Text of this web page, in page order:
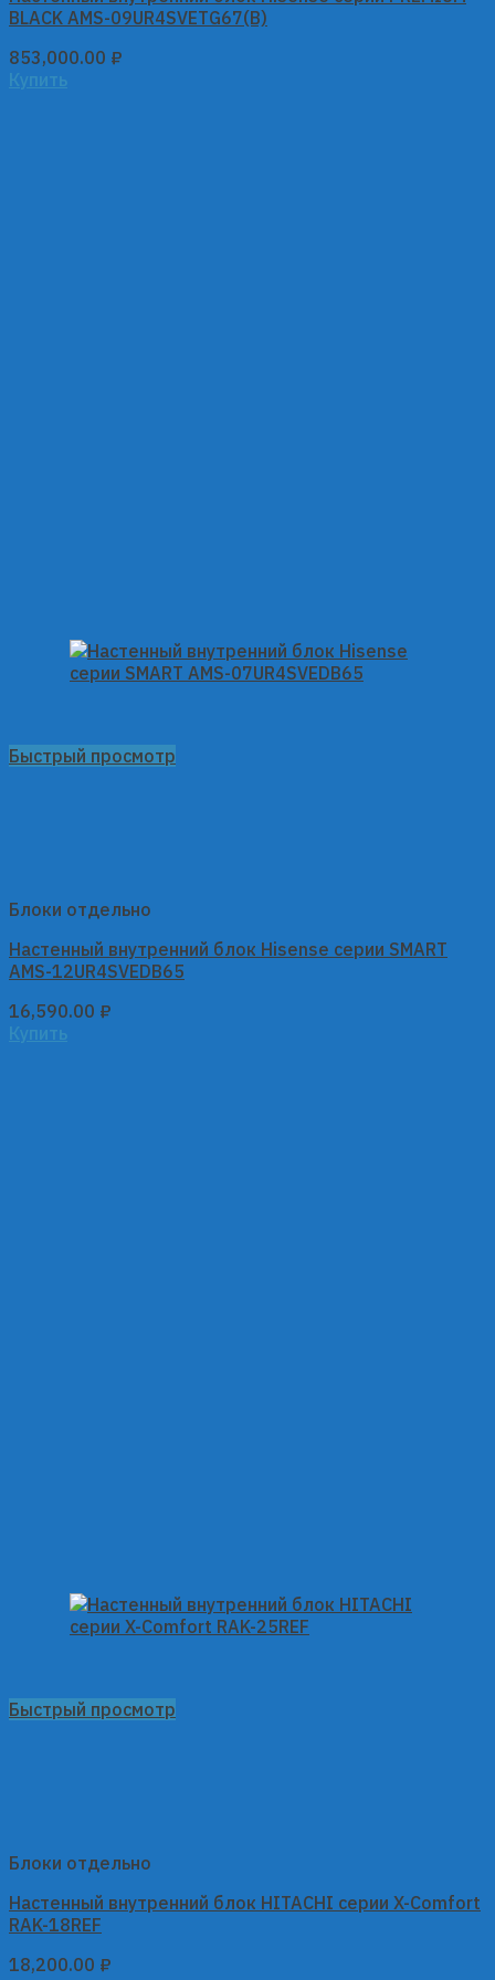
BLACK AMS-09UR4SVETG67(B)
853,000.00 ₽
Купить
Быстрый просмотр
Блоки отдельно
Настенный внутренний блок Hisense серии SMART
AMS-12UR4SVEDB65
16,590.00 ₽
Купить
Быстрый просмотр
Блоки отдельно
Настенный внутренний блок HITACHI серии X-Comfort
RAK-18REF
18,200.00 ₽